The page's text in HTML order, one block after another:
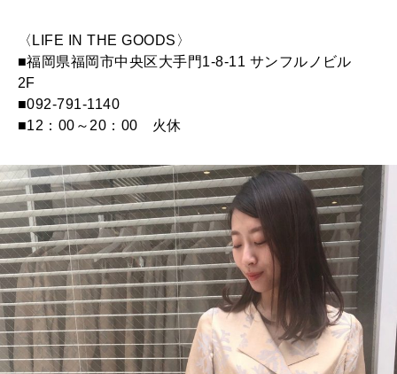
〈LIFE IN THE GOODS〉
■福岡県福岡市中央区大手門1-8-11 サンフルノビル
2F
■092-791-1140
■12：00～20：00 火休